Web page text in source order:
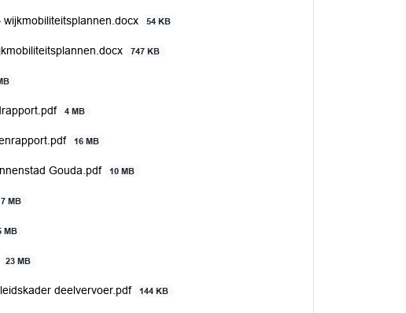
54 KB
747 KB
4 MB
16 MB
Gouda.pdf 10 MB
MB
MB
23 MB
deelvervoer.pdf 144 KB